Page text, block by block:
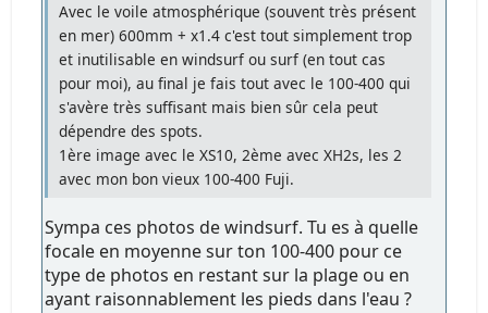
Avec le voile atmosphérique (souvent très présent
en mer) 600mm + x1.4 c'est tout simplement trop
et inutilisable en windsurf ou surf (en tout cas
pour moi), au final je fais tout avec le 100-400 qui
s'avère très suffisant mais bien sûr cela peut
dépendre des spots.
1ère image avec le XS10, 2ème avec XH2s, les 2
avec mon bon vieux 100-400 Fuji.
Sympa ces photos de windsurf. Tu es à quelle
focale en moyenne sur ton 100-400 pour ce
type de photos en restant sur la plage ou en
ayant raisonnablement les pieds dans l'eau ?